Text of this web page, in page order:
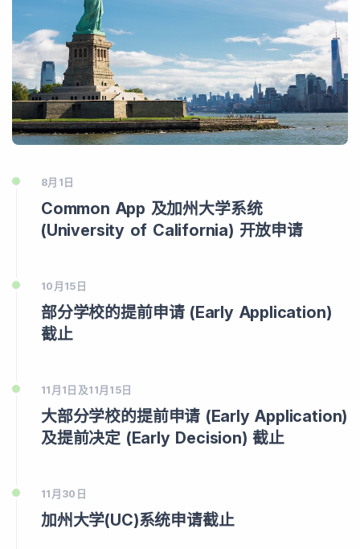
8月1日
Common App 及加州大学系统
(University of California) 开放申请
10月15日
部分学校的提前申请 (Early Application)
截止
11月1日及11月15日
大部分学校的提前申请 (Early Application)
及提前决定 (Early Decision) 截止
11月30日
加州大学(UC)系统申请截止